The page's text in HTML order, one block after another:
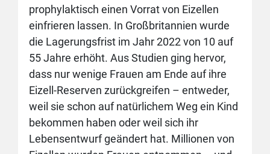
prophylaktisch einen Vorrat von Eizellen
einfrieren lassen. In Großbritannien wurde
die Lagerungsfrist im Jahr 2022 von 10 auf
55 Jahre erhöht. Aus Studien ging hervor,
dass nur wenige Frauen am Ende auf ihre
Eizell-Reserven zurückgreifen – entweder,
weil sie schon auf natürlichem Weg ein Kind
bekommen haben oder weil sich ihr
Lebensentwurf geändert hat. Millionen von